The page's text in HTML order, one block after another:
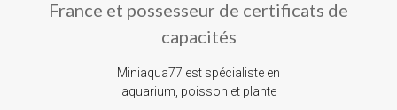
France et possesseur de certificats de
capacités
Miniaqua77 est spécialiste en
aquarium, poisson et plante